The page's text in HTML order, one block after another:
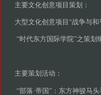
主要文化创意项目策划 ：
大型文化创意项目“战争与
“时代东方国际学院”之策划
主要策划活动：
“部落·帝国”：东方神骏马